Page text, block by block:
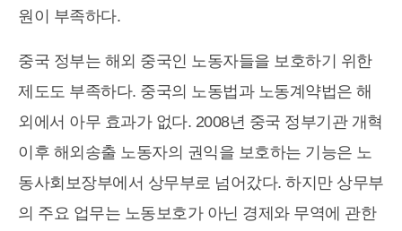
원이 부족하다.
중국 정부는 해외 중국인 노동자들을 보호하기 위한
제도도 부족하다. 중국의 노동법과 노동계약법은 해
외에서 아무 효과가 없다. 2008년 중국 정부기관 개혁
이후 해외송출 노동자의 권익을 보호하는 기능은 노
동사회보장부에서 상무부로 넘어갔다. 하지만 상무부
의 주요 업무는 노동보호가 아닌 경제와 무역에 관한